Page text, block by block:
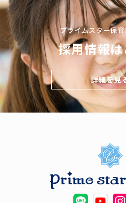
プライムスター保
採用情報は
詳細を見